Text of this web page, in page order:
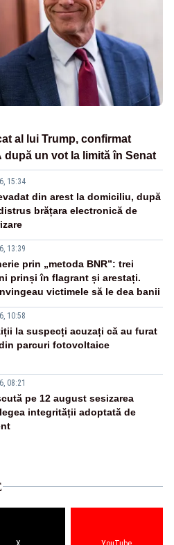
al lui Trump, confirmat
un vot la limită în Senat
15:34
din arest la domiciliu, după
brățara electronică de
13:39
prin „metoda BNR”: trei
prinși în flagrant și arestați.
victimele să le dea banii
10:58
la suspecți acuzați că au furat
parcuri fotovoltaice
08:21
pe 12 august sesizarea
integrității adoptată de